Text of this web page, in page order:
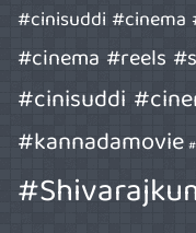
#cinisuddi #cinema
#cinema #reels
#cinisuddi
#kannadamovie